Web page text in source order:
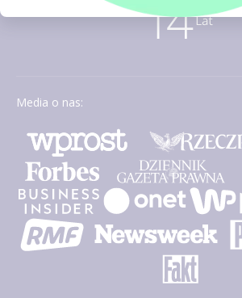
Media o nas: